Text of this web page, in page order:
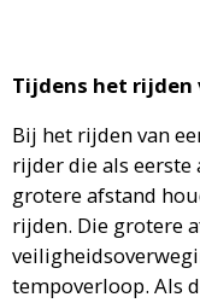
Tijdens het
Bij het rijden van
rijder die als
grotere afstand
rijden. Die grotere
tempoverloop. Als